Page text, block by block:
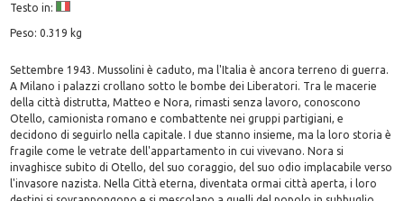
Testo in:
Peso: 0.319 kg
Settembre 1943. Mussolini è caduto, ma l'Italia è ancora terreno di guerra.
A Milano i palazzi crollano sotto le bombe dei Liberatori. Tra le macerie
della città distrutta, Matteo e Nora, rimasti senza lavoro, conoscono
Otello, camionista romano e combattente nei gruppi partigiani, e
decidono di seguirlo nella capitale. I due stanno insieme, ma la loro storia è
fragile come le vetrate dell'appartamento in cui vivevano. Nora si
invaghisce subito di Otello, del suo coraggio, del suo odio implacabile verso
l'invasore nazista. Nella Città eterna, diventata ormai città aperta, i loro